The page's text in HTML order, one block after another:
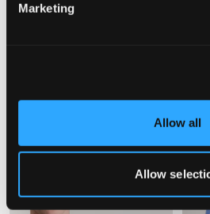
Marketing
Allow all
Allow
VERKOOP